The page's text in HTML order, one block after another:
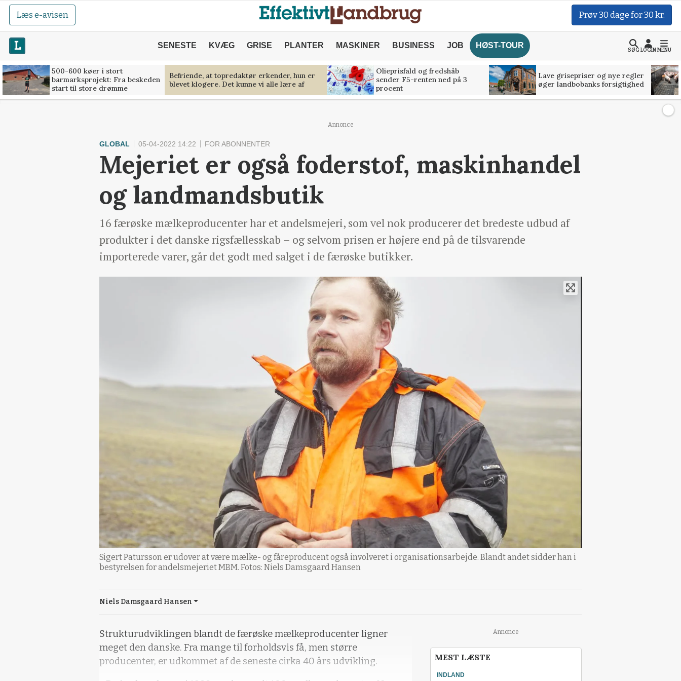
Læs e-avisen Prøv 30 dage for 30 kr.
SENESTE KVÆG GRISE PLANTER MASKINER BUSINESS JOB HØST-TOUR
SØGLOGINMENU
500-600 køer i stort
barmarksprojekt: Fra beskeden
start til store drømme
Befriende, at topredaktør erkender, hun er
blevet klogere. Det kunne vi alle lære af
Olieprisfald og fredshåb
sender F5-renten ned på 3
procent
Lave grisepriser og nye regler
øger landbobanks forsigtighed
Annonce
GLOBAL 05-04-2022 14:22 FOR ABONNENTER
Mejeriet er også foderstof, maskinhandel
og landmandsbutik
16 færøske mælkeproducenter har et andelsmejeri, som vel nok producerer det bredeste udbud af
produkter i det danske rigsfællesskab – og selvom prisen er højere end på de tilsvarende
importerede varer, går det godt med salget i de færøske butikker.
Sigert Patursson er udover at være mælke- og fåreproducent også involveret i organisationsarbejde. Blandt andet sidder han i
bestyrelsen for andelsmejeriet MBM. Fotos: Niels Damsgaard Hansen
Niels Damsgaard Hansen
Strukturudviklingen blandt de færøske mælkeproducenter ligner
meget den danske. Fra mange til forholdsvis få, men større
producenter, er udkommet af de seneste cirka 40 års udvikling.
Annonce
MEST LÆSTE
INDLAND